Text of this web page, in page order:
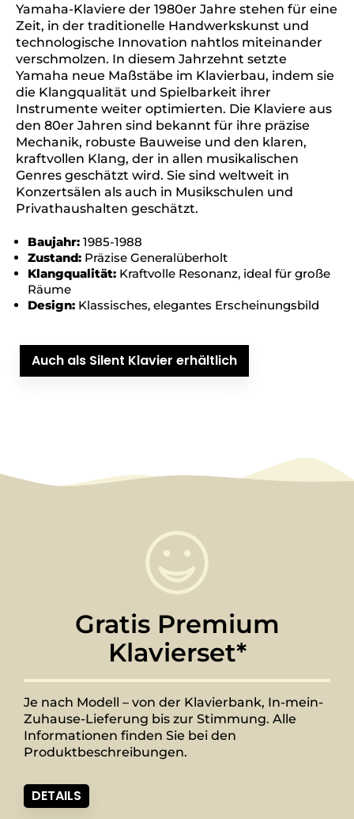
Yamaha-Klaviere der 1980er Jahre stehen für eine
Zeit, in der traditionelle Handwerkskunst und
technologische Innovation nahtlos miteinander
verschmolzen. In diesem Jahrzehnt setzte
Yamaha neue Maßstäbe im Klavierbau, indem sie
die Klangqualität und Spielbarkeit ihrer
Instrumente weiter optimierten. Die Klaviere aus
den 80er Jahren sind bekannt für ihre präzise
Mechanik, robuste Bauweise und den klaren,
kraftvollen Klang, der in allen musikalischen
Genres geschätzt wird. Sie sind weltweit in
Konzertsälen als auch in Musikschulen und
Privathaushalten geschätzt.
Baujahr: 1985-1988
Zustand: Präzise Generalüberholt
Klangqualität: Kraftvolle Resonanz, ideal für große
Räume
Design: Klassisches, elegantes Erscheinungsbild
Auch als Silent Klavier erhältlich
Gratis Premium
Klavierset*
Je nach Modell – von der Klavierbank, In-mein-
Zuhause-Lieferung bis zur Stimmung. Alle
Informationen finden Sie bei den
Produktbeschreibungen.
DETAILS